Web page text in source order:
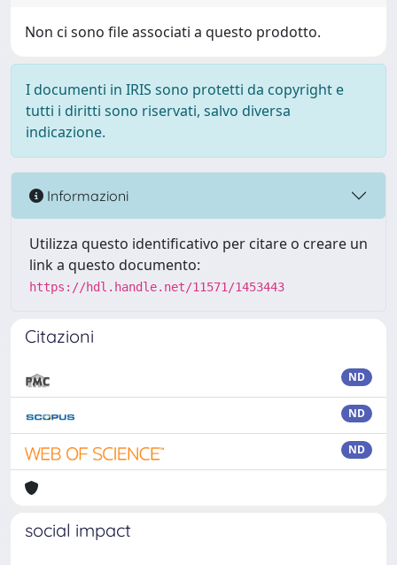
Non ci sono file associati a questo prodotto.
I documenti in IRIS sono protetti da copyright e
tutti i diritti sono riservati, salvo diversa
indicazione.
Informazioni
Utilizza questo identificativo per citare o creare un
link a questo documento:
https://hdl.handle.net/11571/1453443
Citazioni
ND
ND
ND
social impact